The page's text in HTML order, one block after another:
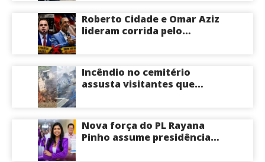
Roberto Cidade e Omar Aziz
lideram corrida pelo
Incêndio no cemitério
assusta visitantes que
Nova força do PL Rayana
Pinho assume presidência